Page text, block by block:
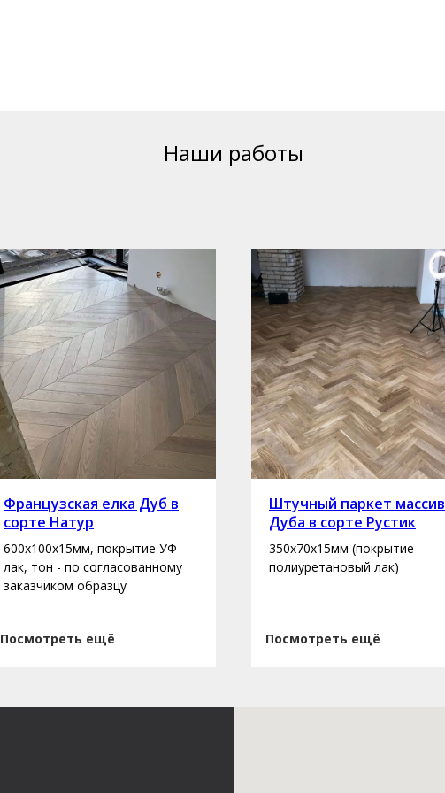
Наши работы
Французская елка Дуб в
сорте Натур
600х100х15мм, покрытие УФ-
лак, тон - по согласованному
заказчиком образцу
Посмотреть ещё
Штучный паркет массив
Дуба в сорте Рустик
350х70х15мм (покрытие
полиуретановый лак)
Посмотреть ещё